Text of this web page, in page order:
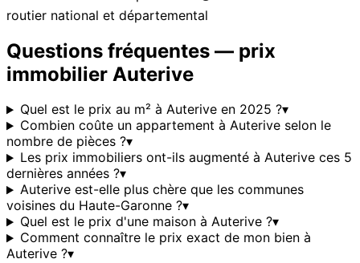
routier national et départemental
Questions fréquentes — prix
immobilier Auterive
Quel est le prix au m² à Auterive en 2025 ?▾
Combien coûte un appartement à Auterive selon le
nombre de pièces ?▾
Les prix immobiliers ont-ils augmenté à Auterive ces 5
dernières années ?▾
Auterive est-elle plus chère que les communes
voisines du Haute-Garonne ?▾
Quel est le prix d'une maison à Auterive ?▾
Comment connaître le prix exact de mon bien à
Auterive ?▾